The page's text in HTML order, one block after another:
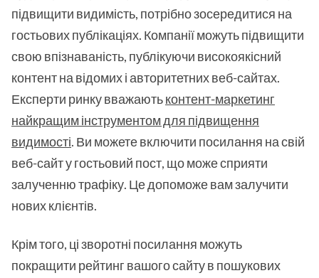
підвищити видимість, потрібно зосередитися на
гостьових публікаціях. Компанії можуть підвищити
свою впізнаваність, публікуючи високоякісний
контент на відомих і авторитетних веб-сайтах.
Експерти ринку вважаютьконтент-маркетинг
найкращим інструментом для підвищення
видимості. Ви можете включити посилання на свій
веб-сайт у гостьовий пост, що може сприяти
залученню трафіку. Це допоможе вам залучити
нових клієнтів.
Крім того, ці зворотні посилання можуть
покращити рейтинг вашого сайту в пошукових